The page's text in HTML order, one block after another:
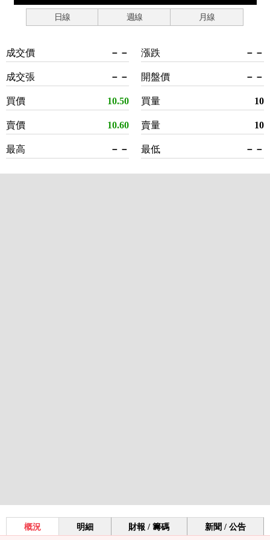
日線 週線 月線
成交價 －－
成交張 －－
買價 10.50
賣價 10.60
最高 －－
漲跌 －－
開盤價 －－
買量 10
賣量 10
最低 －－
概況 明細 財報 / 籌碼 新聞 / 公告